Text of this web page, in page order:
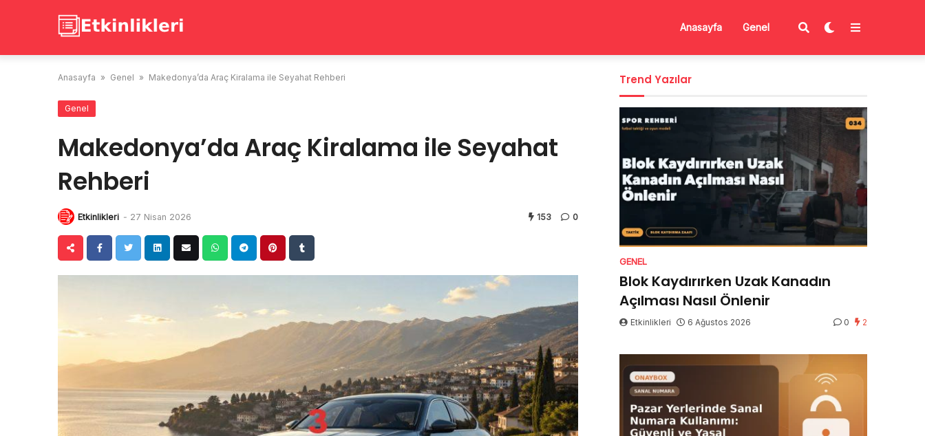
Anasayfa Genel
Anasayfa » Genel » Makedonya’da Araç Kiralama ile Seyahat Rehberi
Genel
Makedonya’da Araç Kiralama ile Seyahat
Rehberi
Etkinlikleri - 27 Nisan 2026 153 0
Trend Yazılar
GENEL
Blok Kaydırırken Uzak Kanadın
Açılması Nasıl Önlenir
Etkinlikleri 6 Ağustos 2026 0 2